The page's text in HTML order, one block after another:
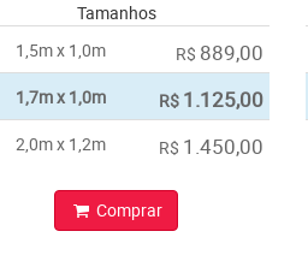
Tamanhos
1,5m x 1,0m
R$ 889,00
1,7m x 1,0m R$ 1.125,00
2,0m x 1,2m R$ 1.450,00
Comprar